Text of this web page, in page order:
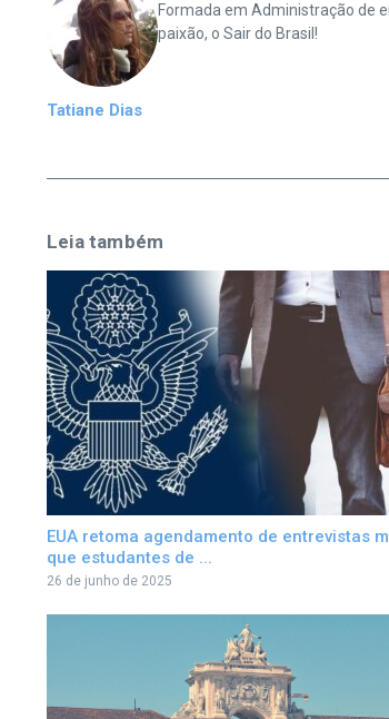
Tatiane Dias
Formada em Administração de
paixão, o Sair do Brasil!
Leia também
EUA retoma agendamento de entrevistas
que estudantes de ...
26 de junho de 2025